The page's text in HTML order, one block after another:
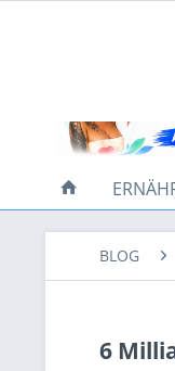
BLOG
6